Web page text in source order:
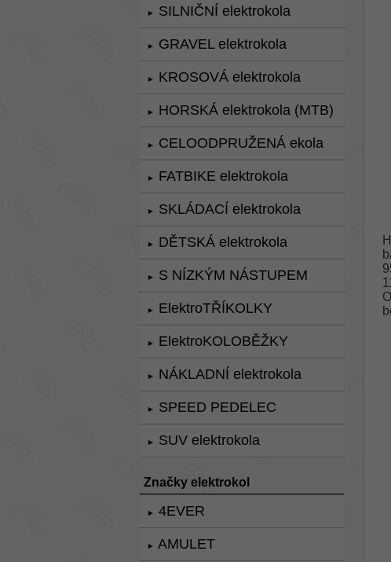
► SILNIČNÍ elektrokola
► GRAVEL elektrokola
► KROSOVÁ elektrokola
► HORSKÁ elektrokola (MTB)
► CELOODPRUŽENÁ ekola
► FATBIKE elektrokola
► SKLÁDACÍ elektrokola
► DĚTSKÁ elektrokola
► S NÍZKÝM NÁSTUPEM
► ElektroTŘÍKOLKY
► ElektroKOLOBĚŽKY
► NÁKLADNÍ elektrokola
► SPEED PEDELEC
► SUV elektrokola
Značky elektrokol
► 4EVER
► AMULET